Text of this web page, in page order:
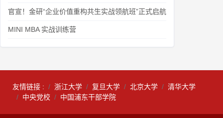
官宣！金研“企业价值重构共生实战领航班”正式启航
MINI MBA 实战训练营
友情链接 : 浙江大学 复旦大学 北京大学
清华大学
中央党校
中国浦东干部学院